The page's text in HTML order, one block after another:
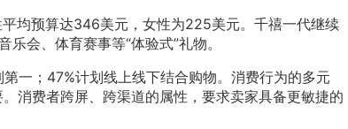
均预算达346美元，女性为225美元。千禧一代继续
会、体育赛事等“体验式”礼物。
一；47%计划线上线下结合购物。消费行为的多元
消费者跨屏、跨渠道的属性，要求卖家具备更敏捷的